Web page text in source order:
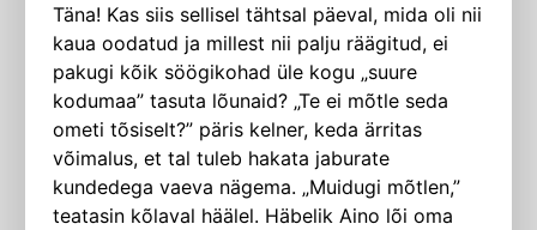
Täna! Kas siis sellisel tähtsal päeval, mida oli nii
kaua oodatud ja millest nii palju räägitud, ei
pakugi kõik söögikohad üle kogu „suure
kodumaa” tasuta lõunaid? „Te ei mõtle seda
ometi tõsiselt?” päris kelner, keda ärritas
võimalus, et tal tuleb hakata jaburate
kundedega vaeva nägema. „Muidugi mõtlen,”
teatasin kõlaval häälel. Häbelik Aino lõi oma